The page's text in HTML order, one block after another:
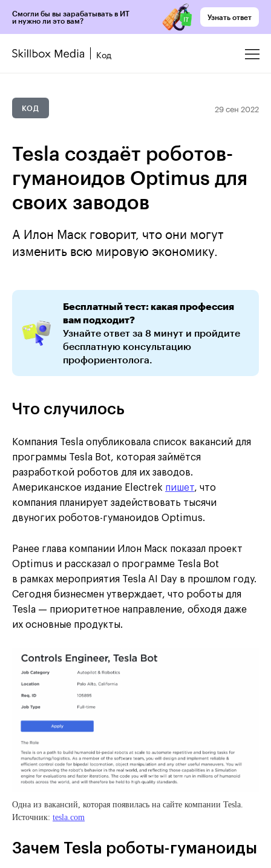
Смогли бы вы зарабатывать в ИТ
и нужно ли это вам?
Узнать ответ
Код
КОД 29 сен 2022
Tesla создаёт роботов-
гуманоидов Optimus для
своих заводов
А Илон Маск говорит, что они могут
изменить всю мировую экономику.
Бесплатный тест: какая профессия
вам подходит?
Узнайте ответ за 8 минут и пройдите
бесплатную консультацию
профориентолога.
Что случилось
Компания Tesla опубликовала список вакансий для
программы Tesla Bot, которая займётся
разработкой роботов для их заводов.
Американское издание Electrek пишет, что
компания планирует задействовать тысячи
двуногих роботов-гуманоидов Optimus.
Ранее глава компании Илон Маск показал проект
Optimus и рассказал о программе Tesla Bot
в рамках мероприятия Tesla AI Day в прошлом году.
Сегодня бизнесмен утверждает, что роботы для
Tesla — приоритетное направление, обходя даже
их основные продукты.
Одна из вакансий, которая появилась на сайте компании Tesla.
Источник: tesla.com
Зачем Tesla роботы-гуманоиды